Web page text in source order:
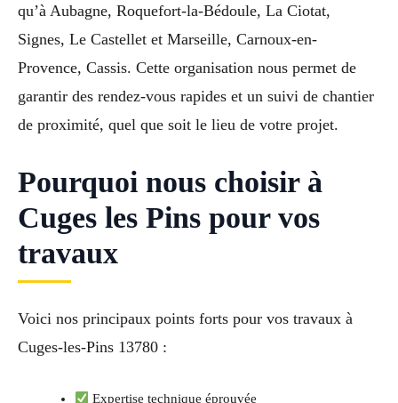
qu’à Aubagne, Roquefort-la-Bédoule, La Ciotat,
Signes, Le Castellet et Marseille, Carnoux-en-
Provence, Cassis. Cette organisation nous permet de
garantir des rendez-vous rapides et un suivi de chantier
de proximité, quel que soit le lieu de votre projet.
Pourquoi nous choisir à
Cuges les Pins pour vos
travaux
Voici nos principaux points forts pour vos travaux à
Cuges-les-Pins 13780 :
Expertise technique éprouvée